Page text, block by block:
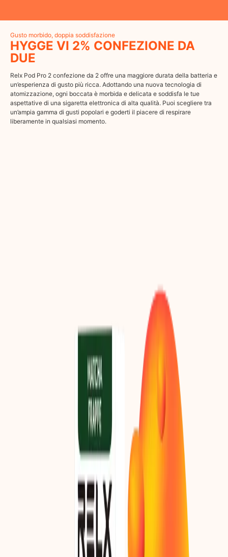
Gusto morbido, doppia soddisfazione
HYGGE VI 2% CONFEZIONE DA
DUE
Relx Pod Pro 2 confezione da 2 offre una maggiore durata della batteria e
un’esperienza di gusto più ricca. Adottando una nuova tecnologia di
atomizzazione, ogni boccata è morbida e delicata e soddisfa le tue
aspettative di una sigaretta elettronica di alta qualità. Puoi scegliere tra
un’ampia gamma di gusti popolari e goderti il piacere di respirare
liberamente in qualsiasi momento.